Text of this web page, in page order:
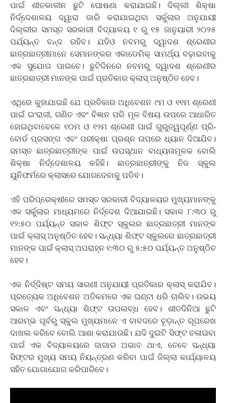
ପାଇଁ ଶୀତକାଳୀନ ଛୁଟି ଘୋଷଣା କରାଯାଇଛି। ଦିଲ୍ଲୀ ଶିକ୍ଷା
ନିର୍ଦ୍ଦେଶାଳୟ ଦ୍ୱାରା ଜାରି କରାଯାଇଥିବା ସର୍କୁଲାର ଅନୁଯାୟୀ
ଦିଲ୍ଲୀର ସମସ୍ତ ସରକାରୀ ବିଦ୍ୟାଳୟ ୧ ରୁ ୧୫ ଜାନୁୟାରୀ ୨୦୨୫
ପର୍ଯ୍ୟନ୍ତ ବନ୍ଦ ରହିବ। ଯଦିଓ ନବମରୁ ଦ୍ୱାଦଶ ଶ୍ରେଣୀର
ଛାତ୍ରଛାତ୍ରୀମାନେ ସେମାନଙ୍କର ଏକାଡେମିକ୍ ସାମର୍ଥ୍ୟ ବଢ଼ାଇବାକୁ
ଏକ ସୁଯୋଗ ପାଇବେ। ଛୁଟିଦିନରେ ନବମରୁ ଦ୍ୱାଦଶ ଶ୍ରେଣୀର
ଛାତ୍ରଛାତ୍ରୀ ମାନଙ୍କ ପାଇଁ ପ୍ରତିକାର କ୍ଲାସ୍ ଅନୁଷ୍ଠିତ ହେବ।
ଏଥିରେ କୁହାଯାଇଛି ଯେ ପ୍ରତିକାର ଅଧିବେଶନ ୯ମ ଓ ୧୧ମ ଶ୍ରେଣୀ
ପାଇଁ ଇଂରାଜୀ, ଗଣିତ ଏବଂ ବିଜ୍ଞାନ ପରି ମୂଳ ବିଷୟ ଉପରେ ଆଧାରିତ
ହୋଇଥିବାବେଳେ ୧୦ମ ଓ ୧୨ମ ଶ୍ରେଣୀ ପାଇଁ ଗୁରୁତ୍ୱପୂର୍ଣ୍ଣ ପ୍ରି-
ବୋର୍ଡ ପ୍ରସଙ୍ଗ ଏବଂ ପରୀକ୍ଷା ପ୍ରଶ୍ନ ଉପରେ ଧ୍ୟାନ ଦିଆଯିବ।
ସମସ୍ତ ଛାତ୍ରଛାତ୍ରୀଙ୍କ ପାଇଁ ଉପସ୍ଥାନ ବାଧ୍ୟତାମୂଳକ ବୋଲି
ଶିକ୍ଷା ନିର୍ଦ୍ଦେଶାଳୟ କହିଛି। ଛାତ୍ରଛାତ୍ରୀଙ୍କୁ ନିଜ ସ୍କୁଲ
ୟୁନିଫର୍ମରେ କ୍ଲାସରେ ଯୋଗଦେବାକୁ ପଡିବ।
ଏହି ପରିପ୍ରେକ୍ଷୀରେ ସମସ୍ତ ସରକାରୀ ବିଦ୍ୟାଳୟର ମୁଖ୍ୟମାନଙ୍କୁ
ଏକ ସର୍କୁଲାର ମାଧ୍ୟମରେ ନିର୍ଦ୍ଦେଶ ଦିଆଯାଇଛି। ସକାଳ ୮:୩୦ ରୁ
୧୨:୫୦ ପର୍ଯ୍ୟନ୍ତ ସକାଳ ଶିଫ୍ଟ ସ୍କୁଲର ଛାତ୍ରଛାତ୍ରୀ ମାନଙ୍କ
ପାଇଁ କ୍ଲାସ୍ ଅନୁଷ୍ଠିତ ହେବ। ସନ୍ଧ୍ୟା ଶିଫ୍ଟ ସ୍କୁଲରେ ଛାତ୍ରଛାତ୍ରୀ
ମାନଙ୍କ ପାଇଁ କ୍ଲାସ୍ ଅପରାହ୍ନ ୧:୩୦ ରୁ ୫:୫୦ ପର୍ଯ୍ୟନ୍ତ ଅନୁଷ୍ଠିତ
ହେବ।
ଏକ ନିର୍ଦ୍ଦିଷ୍ଟ ସମୟ ସାରଣୀ ଅନୁଯାୟୀ ପ୍ରତିକାର କ୍ଲାସ୍ କରାଯିବ।
ପ୍ରତ୍ୟେକ ଅଧିବେଶନ ଅତିକମରେ ଏକ ଘଣ୍ଟା ଧରି ଚାଲିବ। ଉଭୟ
ସକାଳ ଏବଂ ସନ୍ଧ୍ୟା ଶିଫ୍ଟ ଉପଲବ୍ଧ ହେବ। ଶୀତଦିନିଆ ଛୁଟି
ଆରମ୍ଭ ପୂର୍ବରୁ ସ୍କୁଲ ମୁଖ୍ୟମାନେ ଏ ବାବଦରେ ଚୂଡ଼ାନ୍ତ ରୂପରେଖ
ଦାଖଲ କରିବେ ବୋଲି ଆଶା କରାଯାଉଛି। ଯଦି ଦୁଇଟି ସିଫ୍ଟ ଚଳାଇବା
ପାଇଁ ଏକ ବିଦ୍ୟାଳୟରେ ଜାଗାର ଅଭାବ ଥାଏ, ତେବେ ସନ୍ଧ୍ୟା
ସିଫ୍ଟର ମୁଖ୍ୟ ସମୟ ନିୟନ୍ତ୍ରଣ କରିବା ପାଇଁ ଜିଲ୍ଲା କାର୍ଯ୍ୟାଳୟ
ସହିତ ଯୋଗାଯୋଗ କରିପାରିବେ।